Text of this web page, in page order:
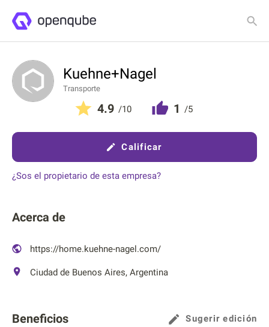
Detalles Clasificaciones
Kuehne+Nagel
Transporte
4.9 /10 1 /5
Calificar
¿Sos el propietario de esta empresa?
Acerca de
https://home.kuehne-nagel.com/
Ciudad de Buenos Aires, Argentina
Beneficios Sugerir edición